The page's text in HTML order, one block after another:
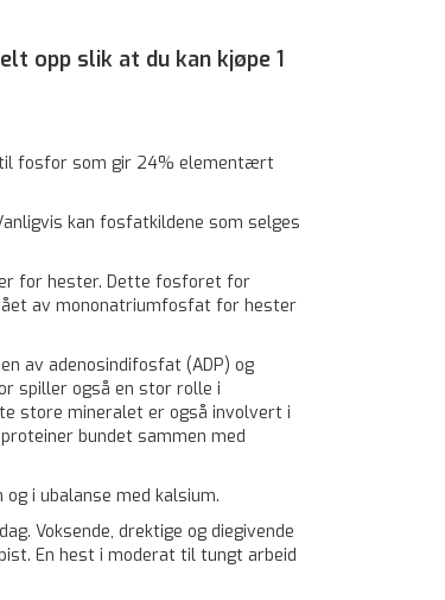
opp slik at du kan kjøpe 1
fosfor som gir 24% elementært
kan fosfatkildene som selges
for hester. Dette fosforet for
av mononatriumfosfat for hester
av adenosindifosfat (ADP) og
spiller også en stor rolle i
store mineralet er også involvert i
bundet sammen med
i ubalanse med kalsium.
Voksende, drektige og diegivende
En hest i moderat til tungt arbeid